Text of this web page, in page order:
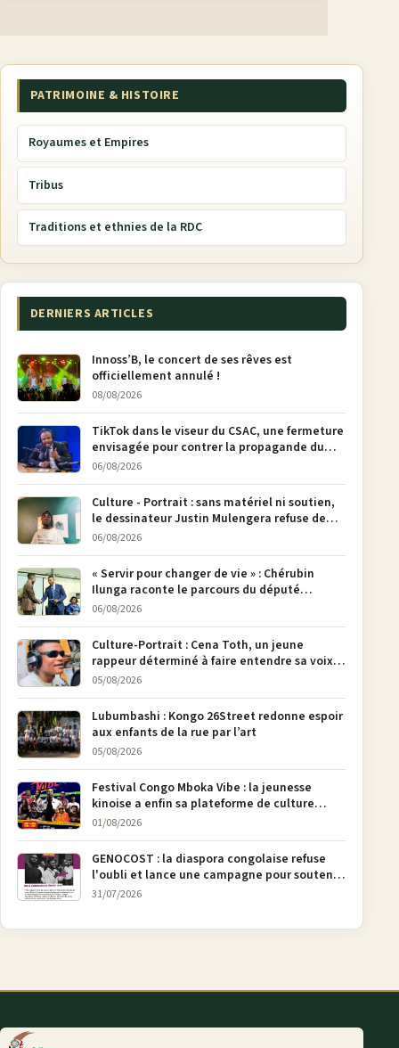
PATRIMOINE & HISTOIRE
Royaumes et Empires
Tribus
Traditions et ethnies de la RDC
DERNIERS ARTICLES
Innoss’B, le concert de ses rêves est
officiellement annulé !
08/08/2026
TikTok dans le viseur du CSAC, une fermeture
envisagée pour contrer la propagande du
M23
06/08/2026
Culture - Portrait : sans matériel ni soutien,
le dessinateur Justin Mulengera refuse de
poser son crayon
06/08/2026
« Servir pour changer de vie » : Chérubin
Ilunga raconte le parcours du député
national Jethro Muyombi Tshimbu en 137
06/08/2026
Culture-Portrait : Cena Toth, un jeune
rappeur déterminé à faire entendre sa voix à
Bunia
05/08/2026
Lubumbashi : Kongo 26Street redonne espoir
aux enfants de la rue par l’art
05/08/2026
Festival Congo Mboka Vibe : la jeunesse
kinoise a enfin sa plateforme de culture
urbaine
01/08/2026
GENOCOST : la diaspora congolaise refuse
l'oubli et lance une campagne pour soutenir
la pétition FONAREV depuis Bruxelles
31/07/2026